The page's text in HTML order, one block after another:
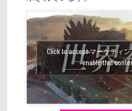
Click to accept マーケティン
enable this